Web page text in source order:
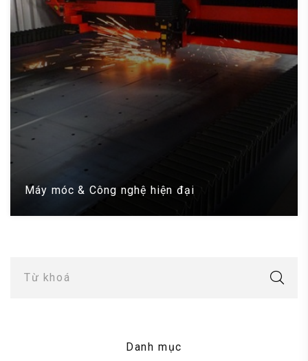
Máy móc & Công nghệ hiện đại
Từ khoá
Danh mục